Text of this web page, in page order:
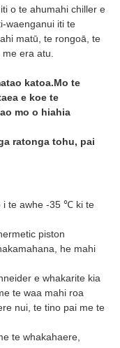
o te ahumahi chiller e
waenganui iti te
matū, te rongoā, te
era atu.
katoa.Mo te
e koe te
mo o hiahia
ratonga tohu, pai
i te awhe -35 ℃ ki te
piston
he mahi
e whakarite kia
te waa mahi roa
nui, te tino pai me te
te whakahaere,